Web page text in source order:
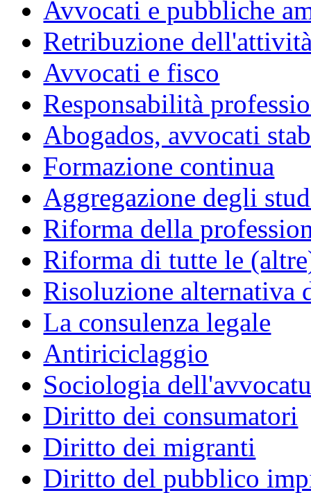
Avvocati e pubbliche
Retribuzione
Avvocati e fisco
Responsabilità
Abogados, avvocati
Formazione continua
Aggregazione degli
Riforma della
Riforma di tutte le
Risoluzione alternativa
La consulenza legale
Antiriciclaggio
Sociologia
Diritto dei consumatori
Diritto dei migranti
Diritto del pubblico